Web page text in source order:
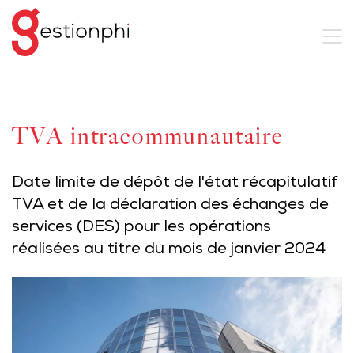
TVA intracommunautaire
Date limite de dépôt de l'état récapitulatif
TVA et de la déclaration des échanges de
services (DES) pour les opérations
réalisées au titre du mois de janvier 2024